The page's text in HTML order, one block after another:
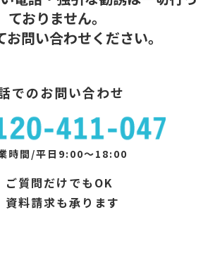
ておりません。
お問い合わせください。
でのお問い合わせ
時間/平日9:00～18:00
ご質問だけでもOK
資料請求も承ります